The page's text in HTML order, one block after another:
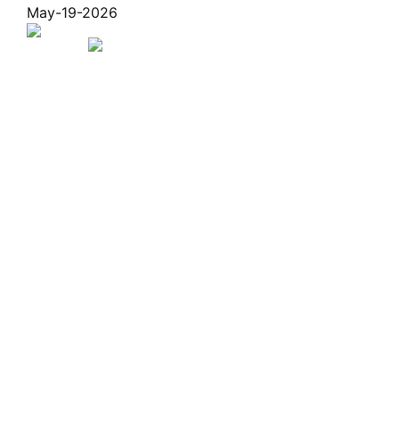
May-19-2026